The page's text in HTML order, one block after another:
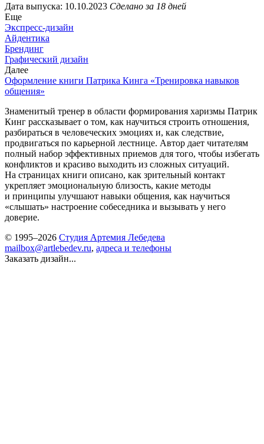
Дата выпуска: 10.10.2023 Сделано за 18 дней
Еще
Экспресс-дизайн
Айдентика
Брендинг
Графический дизайн
Далее
Оформление книги Патрика Кинга «Тренировка навыков
общения»
Знаменитый тренер в области формирования харизмы Патрик
Кинг рассказывает о том, как научиться строить отношения,
разбираться в человеческих эмоциях и, как следствие,
продвигаться по карьерной лестнице. Автор дает читателям
полный набор эффективных приемов для того, чтобы избегать
конфликтов и красиво выходить из сложных ситуаций.
На страницах книги описано, как зрительный контакт
укрепляет эмоциональную близость, какие методы
и принципы улучшают навыки общения, как научиться
«слышать» настроение собеседника и вызывать у него
доверие.
© 1995–2026 Студия Артемия Лебедева
mailbox@artlebedev.ru, адреса и телефоны
Заказать дизайн...